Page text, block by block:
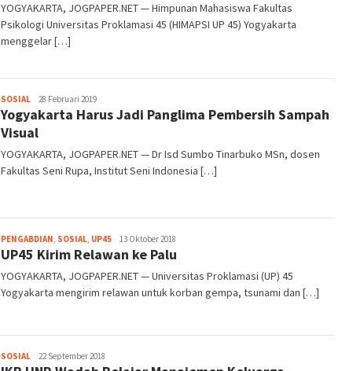
YOGYAKARTA, JOGPAPER.NET — Himpunan Mahasiswa Fakultas
Psikologi Universitas Proklamasi 45 (HIMAPSI UP 45) Yogyakarta
menggelar […]
SOSIAL Heri
Purwata
28 Februari 2019
Yogyakarta Harus Jadi Panglima Pembersih Sampah
Visual
YOGYAKARTA, JOGPAPER.NET — Dr Isd Sumbo Tinarbuko MSn, dosen
Fakultas Seni Rupa, Institut Seni Indonesia […]
PENGABDIAN, SOSIAL, UP45Heri
Purwata
13 Oktober 2018
UP45 Kirim Relawan ke Palu
YOGYAKARTA, JOGPAPER.NET — Universitas Proklamasi (UP) 45
Yogyakarta mengirim relawan untuk korban gempa, tsunami dan […]
SOSIALHeri
Purwata
22 September 2018